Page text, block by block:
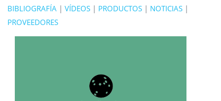
BIBLIOGRAFÍA | VÍDEOS | PRODUCTOS | NOTICIAS |
PROVEEDORES